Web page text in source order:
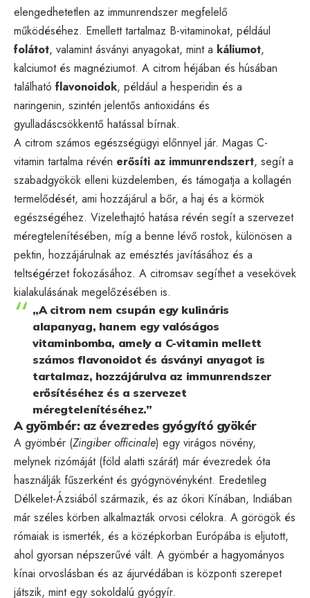
elengedhetetlen az immunrendszer megfelelő
működéséhez. Emellett tartalmaz B-vitaminokat, például
folátot, valamint ásványi anyagokat, mint a káliumot,
kalciumot és magnéziumot. A citrom héjában és húsában
található flavonoidok, például a hesperidin és a
naringenin, szintén jelentős antioxidáns és
gyulladáscsökkentő hatással bírnak.
A citrom számos egészségügyi előnnyel jár. Magas C-
vitamin tartalma révén erősíti az immunrendszert, segít a
szabadgyökök elleni küzdelemben, és támogatja a kollagén
termelődését, ami hozzájárul a bőr, a haj és a körmök
egészségéhez. Vizelethajtó hatása révén segít a szervezet
méregtelenítésében, míg a benne lévő rostok, különösen a
pektin, hozzájárulnak az emésztés javításához és a
teltségérzet fokozásához. A citromsav segíthet a vesekövek
kialakulásának megelőzésében is.
„A citrom nem csupán egy kulináris
alapanyag, hanem egy valóságos
vitaminbomba, amely a C-vitamin mellett
számos flavonoidot és ásványi anyagot is
tartalmaz, hozzájárulva az immunrendszer
erősítéséhez és a szervezet
méregtelenítéséhez.”
A gyömbér: az évezredes gyógyító gyökér
A gyömbér (Zingiber officinale) egy virágos növény,
melynek rizómáját (föld alatti szárát) már évezredek óta
használják fűszerként és gyógynövényként. Eredetileg
Délkelet-Ázsiából származik, és az ókori Kínában, Indiában
már széles körben alkalmazták orvosi célokra. A görögök és
rómaiak is ismerték, és a középkorban Európába is eljutott,
ahol gyorsan népszerűvé vált. A gyömbér a hagyományos
kínai orvoslásban és az ájurvédában is központi szerepet
játszik, mint egy sokoldalú gyógyír.